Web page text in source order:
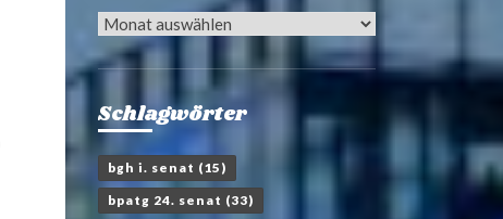
Archiv
Schlagwörter
bgh i. senat (15)
bpatg 24. senat (33)